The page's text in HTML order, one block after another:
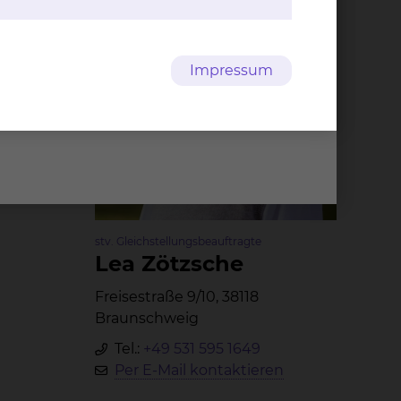
stv. Gleichstellungsbeauftragte
Lea Zötz­sche
Freisestraße 9/10, 38118
Braunschweig
Tel.: +49 531 595 1649
Per E-Mail kontaktieren
Impressum